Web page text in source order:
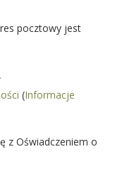
pocztowy jest
(Informacje
z Oświadczeniem o